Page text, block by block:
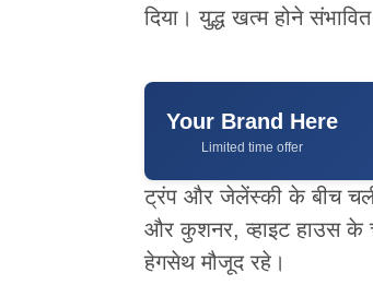
दिया। युद्ध खत्म होने
Your Brand Here
Limited time offer
ट्रंप और जेलेंस्की के बीच चली
और कुशनर, व्हाइट हाउस के
हेगसेथ मौजूद रहे।